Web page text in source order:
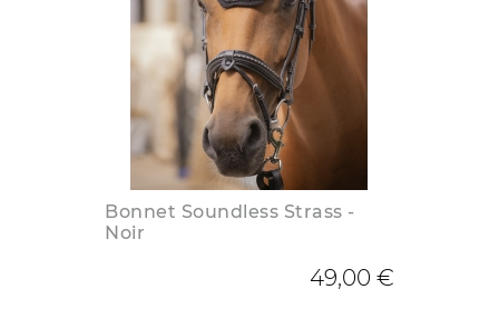
Bonnet Soundless Strass -
Noir
49,00 €